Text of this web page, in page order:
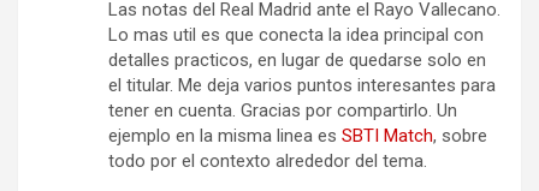
Las notas del Real Madrid ante el Rayo Vallecano.
Lo mas util es que conecta la idea principal con
detalles practicos, en lugar de quedarse solo en
el titular. Me deja varios puntos interesantes para
tener en cuenta. Gracias por compartirlo. Un
ejemplo en la misma linea es SBTI Match, sobre
todo por el contexto alrededor del tema.